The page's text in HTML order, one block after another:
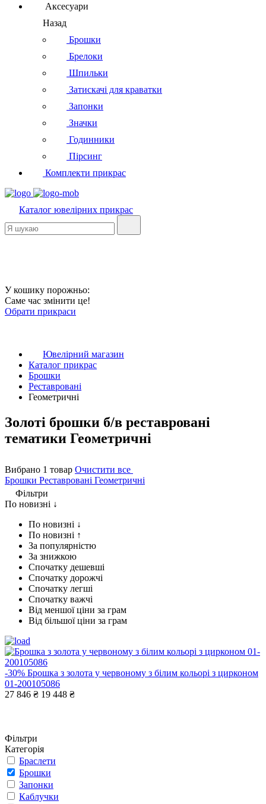
Аксесуари
Назад
Брошки
Брелоки
Шпильки
Затискачі для краватки
Запонки
Значки
Годинники
Пірсинг
Комплекти прикрас
Каталог ювелірних прикрас
У кошику порожньо:
Саме час змінити це!
Обрати прикраси
Ювелірний магазин
Каталог прикрас
Брошки
Реставровані
Геометричні
Золоті брошки б/в реставровані
тематики Геометричні
Вибрано 1 товар Очистити все
Брошки Реставровані Геометричні
Фільтри
По новизні ↓
По новизні ↓
По новизні ↑
За популярністю
За знижкою
Спочатку дешевші
Спочатку дорожчі
Спочатку легші
Спочатку важчі
Від меншої ціни за грам
Від більшої ціни за грам
-30% Брошка з золота у червоному з білим кольорі з цирконом
01-200105086
27 846 ₴ 19 448 ₴
Фільтри
Категорія
Браслети
Брошки
Запонки
Каблучки